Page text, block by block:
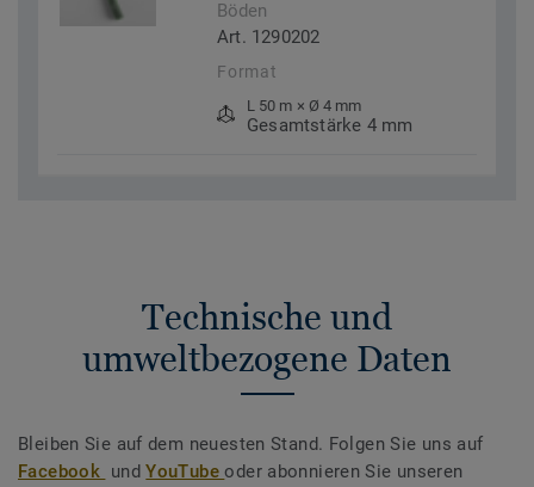
Böden
Art. 1290202
Format
L 50 m × Ø 4 mm
Gesamtstärke 4 mm
Technische und
umweltbezogene Daten
Bleiben Sie auf dem neuesten Stand. Folgen Sie uns auf
Facebook undYouTubeoder abonnieren Sie unseren